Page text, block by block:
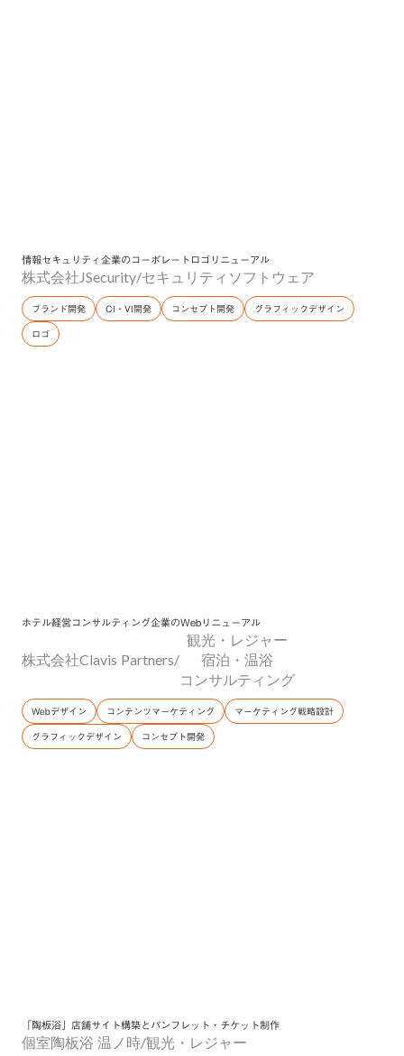
情報セキュリティ企業のコーポレートロゴリニューアル
株式会社JSecurity/セキュリティソフトウェア
ブランド開発 CI・VI開発 コンセプト開発
グラフィックデザイン
ロゴ
ホテル経営コンサルティング企業のWebリニューアル
株式会社Clavis Partners/
観光・レジャー
宿泊・温浴
コンサルティング
Webデザイン コンテンツマーケティング
マーケティング戦略設計
グラフィックデザイン
コンセプト開発
「陶板浴」店舗サイト構築とパンフレット・チケット制作
個室陶板浴 温ノ時/観光・レジャー